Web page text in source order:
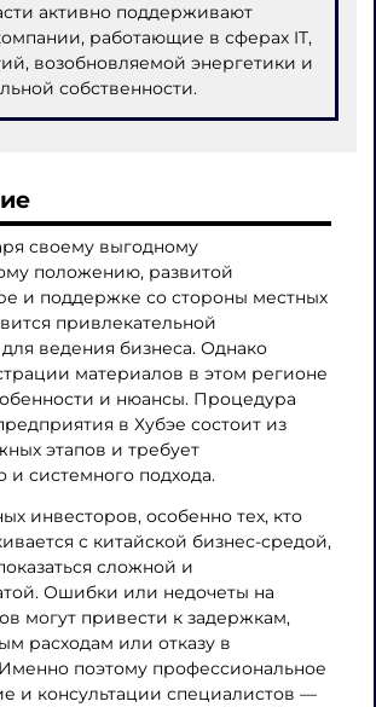
активно поддерживают
работающие в сферах IT,
возобновляемой энергетики и
собственности.
своему выгодному
положению, развитой
и поддержке со стороны местных
привлекательной
ведения бизнеса. Однако
материалов в этом регионе
и нюансы. Процедура
в Хубэе состоит из
этапов и требует
и системного подхода.
инвесторов, особенно тех, кто
с китайской бизнес-средой,
сложной и
Ошибки или недочеты на
могут привести к задержкам,
расходам или отказу в
поэтому профессиональное
и консультации специалистов —